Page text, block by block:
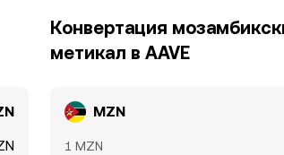
Конвертация
метикал в AAVE
MZN
1 MZN